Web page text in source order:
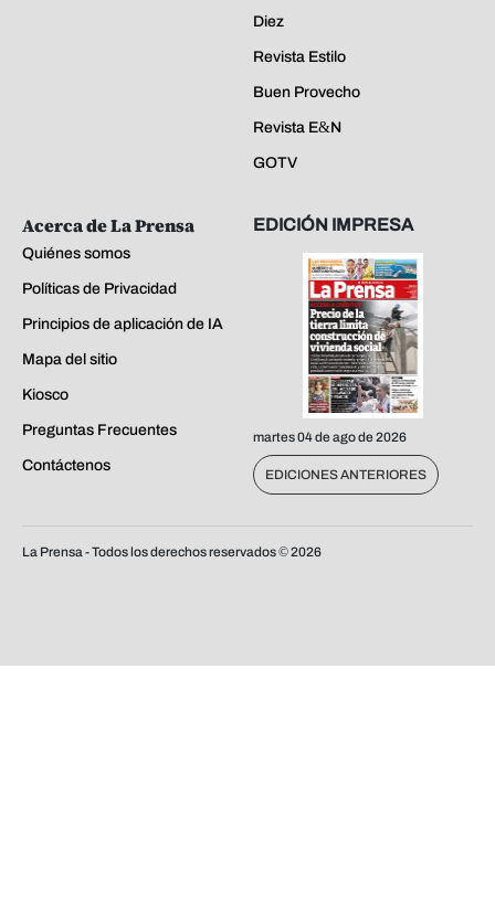
Diez
Revista Estilo
Buen Provecho
Revista E&N
GOTV
Acerca de La Prensa
Quiénes somos
Políticas de Privacidad
Principios de aplicación de IA
Mapa del sitio
Kiosco
Preguntas Frecuentes
Contáctenos
EDICIÓN IMPRESA
martes 04 de ago de 2026
EDICIONES ANTERIORES
La Prensa - Todos los derechos reservados ©2026